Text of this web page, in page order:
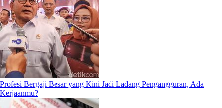
Profesi Bergaji Besar yang Kini Jadi Ladang Pengangguran, Ada
Kerjaanmu?